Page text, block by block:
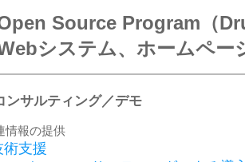
Source Program（
システム、ホームペー
ンサルティング／デモ
情報の提供
術支援